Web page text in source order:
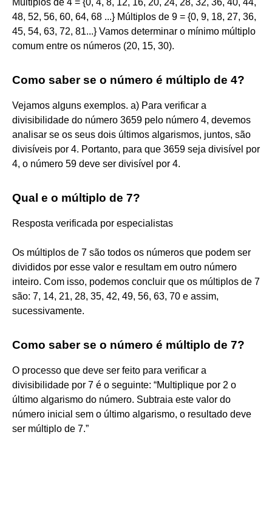
48, 52, 56, 60, 64, 68 ...} Múltiplos de 9 = {0, 9, 18, 27, 36,
45, 54, 63, 72, 81...} Vamos determinar o mínimo múltiplo
comum entre os números (20, 15, 30).
Como saber se o número é múltiplo de 4?
Vejamos alguns exemplos. a) Para verificar a
divisibilidade do número 3659 pelo número 4, devemos
analisar se os seus dois últimos algarismos, juntos, são
divisíveis por 4. Portanto, para que 3659 seja divisível por
4, o número 59 deve ser divisível por 4.
Qual e o múltiplo de 7?
Resposta verificada por especialistas
Os múltiplos de 7 são todos os números que podem ser
divididos por esse valor e resultam em outro número
inteiro. Com isso, podemos concluir que os múltiplos de 7
são: 7, 14, 21, 28, 35, 42, 49, 56, 63, 70 e assim,
sucessivamente.
Como saber se o número é múltiplo de 7?
O processo que deve ser feito para verificar a
divisibilidade por 7 é o seguinte: “Multiplique por 2 o
último algarismo do número. Subtraia este valor do
número inicial sem o último algarismo, o resultado deve
ser múltiplo de 7.”